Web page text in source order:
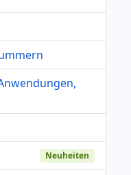
Neuheiten